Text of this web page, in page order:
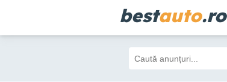
bestauto.ro
Filtre 4 Toate
5